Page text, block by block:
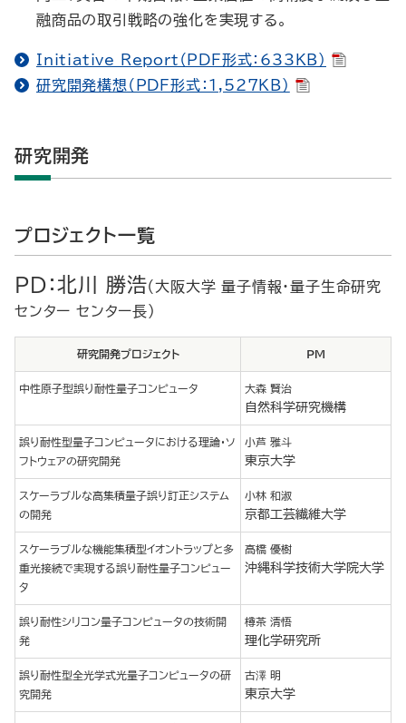
融商品の取引戦略の強化を実現する。
Initiative Report（PDF形式：633KB）
研究開発構想（PDF形式：1,527KB）
研究開発
プロジェクト一覧
PD：北川 勝浩（大阪大学 量子情報・量子生命研究
センター センター長）
研究開発プロジェクト PM
中性原子型誤り耐性量子コンピュータ 大森 賢治
自然科学研究機構
誤り耐性型量子コンピュータにおける理論・ソ
フトウェアの研究開発
小芦 雅斗
東京大学
スケーラブルな高集積量子誤り訂正システム
の開発
小林 和淑
京都工芸繊維大学
スケーラブルな機能集積型イオントラップと多
重光接続で実現する誤り耐性量子コンピュー
タ
高橋 優樹
沖縄科学技術大学院大学
誤り耐性シリコン量子コンピュータの技術開
発
樽茶 清悟
理化学研究所
誤り耐性型全光学式光量子コンピュータの研
究開発
古澤 明
東京大学